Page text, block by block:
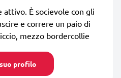
attivo. È socievole con gli
e correre un paio di
mezzo bordercollie
profilo